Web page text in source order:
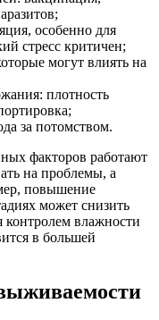
особенно для
стресс критичен;
могут влиять на
плотность
за потомством.
факторов работают
на проблемы, а
повышение
может снизить
контролем влажности
в большей